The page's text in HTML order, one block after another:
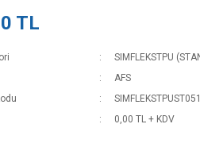
TL
SIMFLEKSTPU
AFS
0,00 TL + KDV